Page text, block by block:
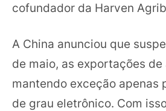
cofundador da Harven
A China anunciou que
de maio, as exportações
mantendo exceção apenas
de grau eletrônico. Com